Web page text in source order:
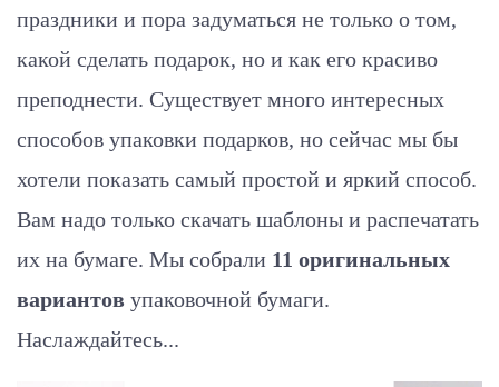
праздники и пора задуматься не только о том,
какой сделать подарок, но и как его красиво
преподнести. Существует много интересных
способов упаковки подарков, но сейчас мы бы
хотели показать самый простой и яркий способ.
Вам надо только скачать шаблоны и распечатать
их на бумаге. Мы собрали 11 оригинальных
вариантов упаковочной бумаги.
Наслаждайтесь...